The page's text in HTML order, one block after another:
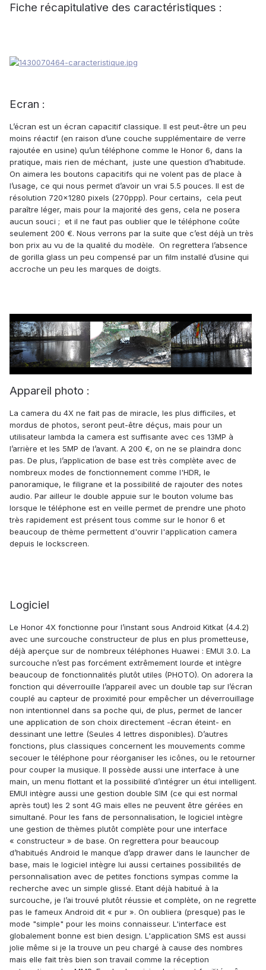
Fiche récapitulative des caractéristiques :
Ecran :
L’écran est un écran capacitif classique. Il est peut-être un peu
moins réactif (en raison d’une couche supplémentaire de verre
rajoutée en usine) qu’un téléphone comme le Honor 6, dans la
pratique, mais rien de méchant, juste une question d’habitude.
On aimera les boutons capacitifs qui ne volent pas de place à
l’usage, ce qui nous permet d’avoir un vrai 5.5 pouces. Il est de
résolution 720x1280 pixels (270ppp). Pour certains, cela peut
paraître léger, mais pour la majorité des gens, cela ne posera
aucun souci ; et il ne faut pas oublier que le téléphone coûte
seulement 200 €. Nous verrons par la suite que c’est déjà un très
bon prix au vu de la qualité du modèle. On regrettera l’absence
de gorilla glass un peu compensé par un film installé d’usine qui
accroche un peu les marques de doigts.
Appareil photo :
La camera du 4X ne fait pas de miracle, les plus difficiles, et
mordus de photos, seront peut-être déçus, mais pour un
utilisateur lambda la camera est suffisante avec ces 13MP à
l’arrière et les 5MP de l’avant. A 200 €, on ne se plaindra donc
pas. De plus, l’application de base est très complète avec de
nombreux modes de fonctionnement comme l'HDR, le
panoramique, le filigrane et la possibilité de rajouter des notes
audio. Par ailleur le double appuie sur le bouton volume bas
lorsque le téléphone est en veille permet de prendre une photo
très rapidement est présent tous comme sur le honor 6 et
beaucoup de thème permettent d'ouvrir l'application camera
depuis le lockscreen.
Logiciel
Le Honor 4X fonctionne pour l’instant sous Android Kitkat (4.4.2)
avec une surcouche constructeur de plus en plus prometteuse,
déjà aperçue sur de nombreux téléphones Huawei : EMUI 3.0. La
surcouche n’est pas forcément extrêmement lourde et intègre
beaucoup de fonctionnalités plutôt utiles (PHOTO). On adorera la
fonction qui déverrouille l’appareil avec un double tap sur l’écran
couplé au capteur de proximité pour empêcher un déverrouillage
non intentionnel dans sa poche qui, de plus, permet de lancer
une application de son choix directement -écran éteint- en
dessinant une lettre (Seules 4 lettres disponibles). D’autres
fonctions, plus classiques concernent les mouvements comme
secouer le téléphone pour réorganiser les icônes, ou le retourner
pour couper la musique. Il possède aussi une interface à une
main, un menu flottant et la possibilité d’intégrer un étui intelligent.
EMUI intègre aussi une gestion double SIM (ce qui est normal
après tout) les 2 sont 4G mais elles ne peuvent être gérées en
simultané. Pour les fans de personnalisation, le logiciel intègre
une gestion de thèmes plutôt complète pour une interface
« constructeur » de base. On regrettera pour beaucoup
d’habitués Android le manque d’app drawer dans le launcher de
base, mais le logiciel intègre lui aussi certaines possibilités de
personnalisation avec de petites fonctions sympas comme la
recherche avec un simple glissé. Etant déjà habitué à la
surcouche, je l’ai trouvé plutôt réussie et complète, on ne regrette
pas le fameux Android dit « pur ». On oubliera (presque) pas le
mode "simple" pour les moins connaisseur. L'interface est
globalement bonne est bien design. L'application SMS est aussi
jolie même si je la trouve un peu chargé à cause des nombres
mais elle fait très bien son travail comme la réception